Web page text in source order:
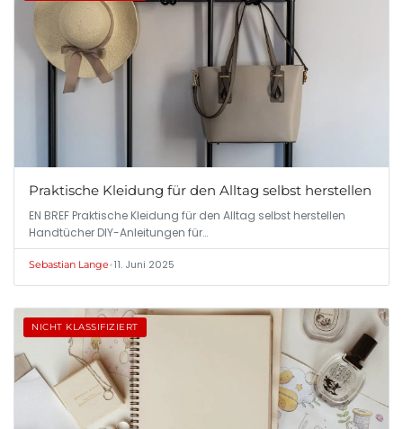
Praktische Kleidung für den Alltag selbst herstellen
EN BREF Praktische Kleidung für den Alltag selbst herstellen
Handtücher DIY-Anleitungen für…
Sebastian Lange•11. Juni 2025
NICHT KLASSIFIZIERT